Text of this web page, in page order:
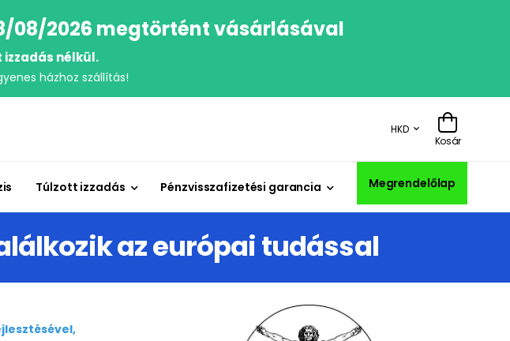
08/2026 megtörtént vásárlásával
izzadás nélkül.
házhoz szállítás!
HKD
Kosár
Túlzott izzadás Pénzvisszafizetési garancia Megrendelőlap
az európai tudással